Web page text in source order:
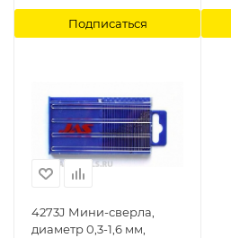
Подписаться
4273J Мини-сверла,
диаметр 0,3-1,6 мм,